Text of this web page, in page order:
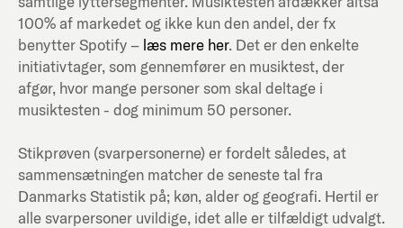
100% af markedet og ikke kun den andel, der fx
benytter Spotify – læs mere her. Det er den enkelte
initiativtager, som gennemfører en musiktest, der
afgør, hvor mange personer som skal deltage i
musiktesten - dog minimum 50 personer.
Stikprøven (svarpersonerne) er fordelt således, at
sammensætningen matcher de seneste tal fra
Danmarks Statistik på; køn, alder og geografi. Hertil er
alle svarpersoner uvildige, idet alle er tilfældigt udvalgt.